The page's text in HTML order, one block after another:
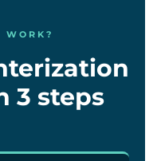
WORK?
3 steps